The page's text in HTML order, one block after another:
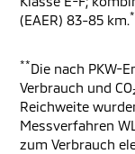
(EAER) 83-85 km.
**Die nach PKW-
Verbrauch und
Reichweite
Messverfahren
zum Verbrauch